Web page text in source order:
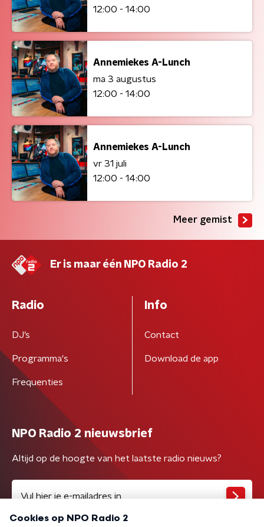
12:00 - 14:00
Annemiekes A-Lunch
ma 3 augustus
12:00 - 14:00
Annemiekes A-Lunch
vr 31 juli
12:00 - 14:00
Meer gemist
Er is maar één NPO Radio 2
Radio
DJ’s
Programma's
Frequenties
Info
Contact
Download de app
NPO Radio 2 nieuwsbrief
Altijd op de hoogte van het laatste radio nieuws?